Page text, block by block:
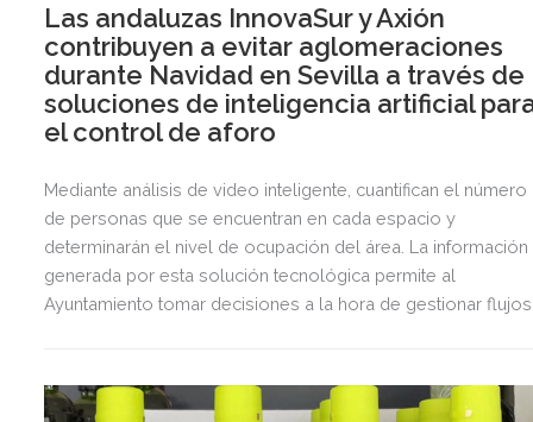
Las andaluzas InnovaSur y Axión
contribuyen a evitar aglomeraciones
durante Navidad en Sevilla a través de
soluciones de inteligencia artificial
el control de aforo
Mediante análisis de video inteligente, cuantifican el número
de personas que se encuentran en cada espacio y
determinarán el nivel de ocupación del área. La información
generada por esta solución tecnológica permite al
Ayuntamiento tomar decisiones a la hora de gestionar flujos